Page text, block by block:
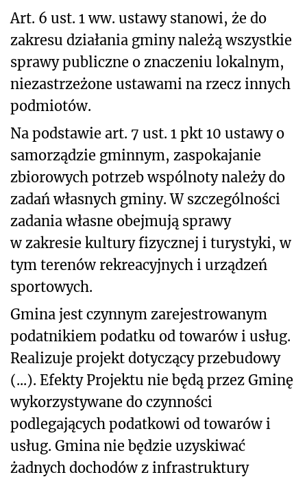
Art. 6 ust. 1 ww. ustawy stanowi, że do
zakresu działania gminy należą wszystkie
sprawy publiczne o znaczeniu lokalnym,
niezastrzeżone ustawami na rzecz innych
podmiotów.
Na podstawie art. 7 ust. 1 pkt 10 ustawy o
samorządzie gminnym, zaspokajanie
zbiorowych potrzeb wspólnoty należy do
zadań własnych gminy. W szczególności
zadania własne obejmują sprawy
w zakresie kultury fizycznej i turystyki, w
tym terenów rekreacyjnych i urządzeń
sportowych.
Gmina jest czynnym zarejestrowanym
podatnikiem podatku od towarów i usług.
Realizuje projekt dotyczący przebudowy
(...). Efekty Projektu nie będą przez Gminę
wykorzystywane do czynności
podlegających podatkowi od towarów i
usług. Gmina nie będzie uzyskiwać
żadnych dochodów z infrastruktury